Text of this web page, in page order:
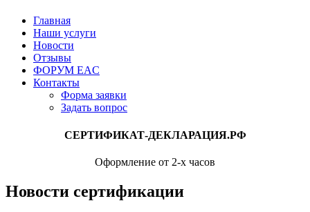
Главная
Наши услуги
Новости
Отзывы
ФОРУМ EAC
Контакты
Форма заявки
Задать вопрос
СЕРТИФИКАТ-ДЕКЛАРАЦИЯ.РФ
Оформление от 2-х часов
Новости сертификации